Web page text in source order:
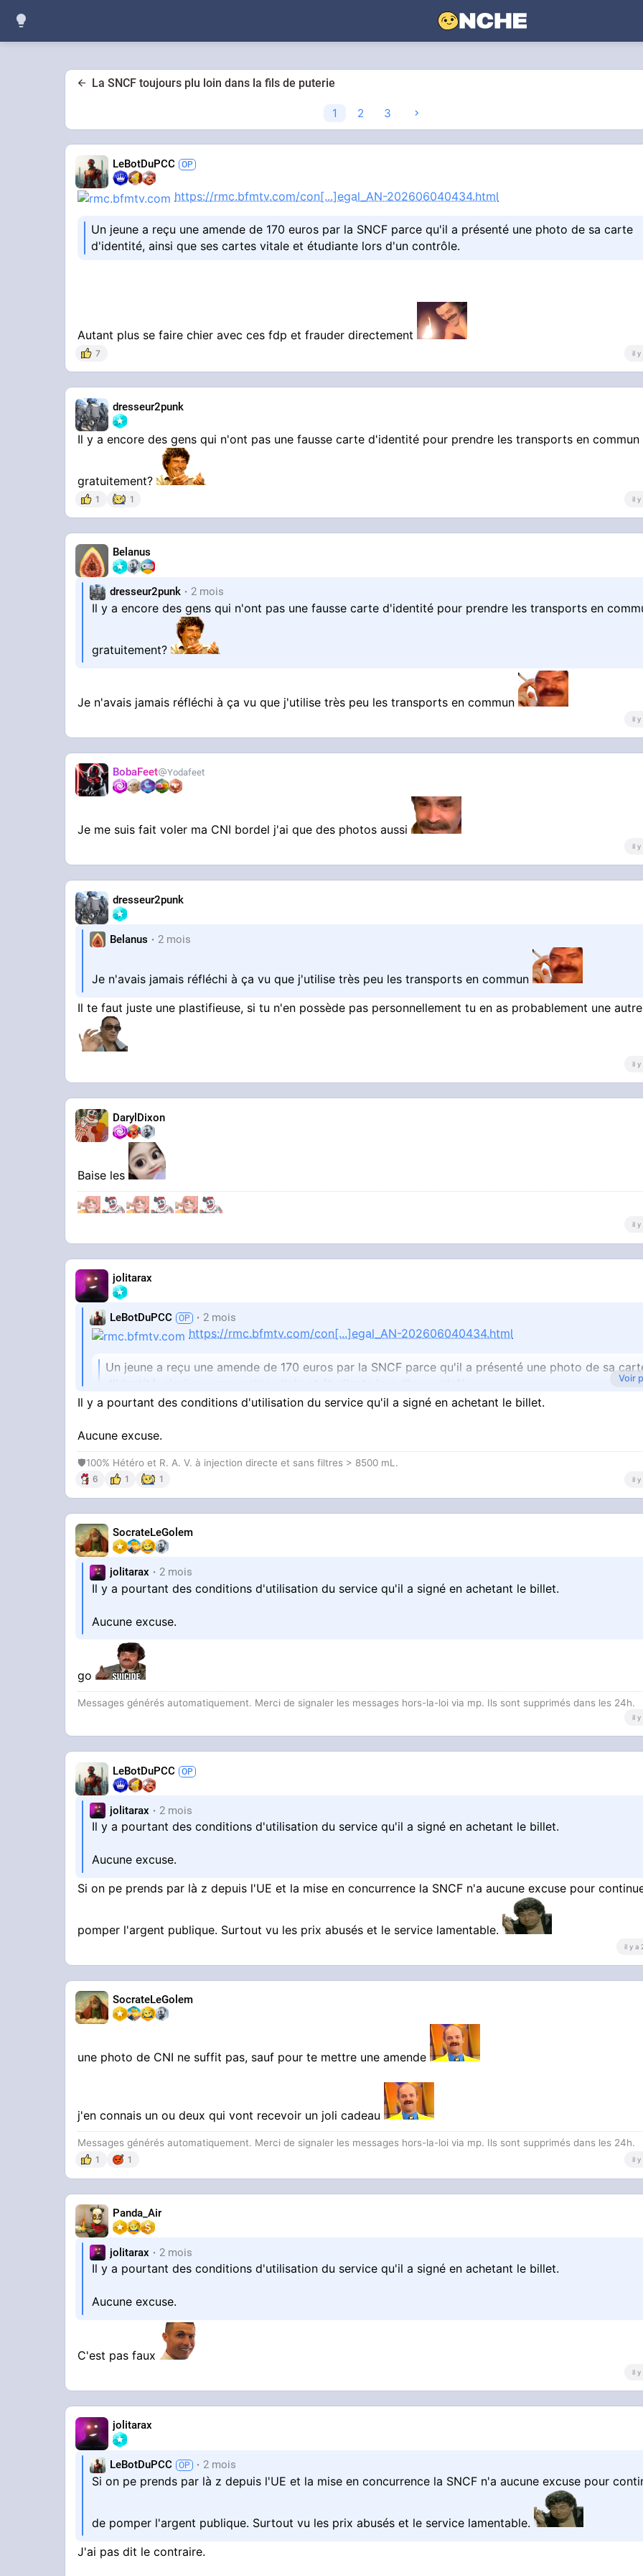
La SNCF toujours plu loin dans la fils de puterie
1 2 3
LeBotDuPCC
https://rmc.bfmtv.com/con[...]egal_AN-202606040434.html
Un jeune a reçu une amende de 170 euros par la SNCF parce qu'il a présenté une photo de sa carte
d'identité, ainsi que ses cartes vitale et étudiante lors d'un contrôle.
Autant plus se faire chier avec ces fdp et frauder directement
7 il y
dresseur2punk
Il y a encore des gens qui n'ont pas une fausse carte d'identité pour prendre les transports en commun
gratuitement?
1 1 il y
Belanus
dresseur2punk 2 mois
Il y a encore des gens qui n'ont pas une fausse carte d'identité pour prendre les transports en
gratuitement?
Je n'avais jamais réfléchi à ça vu que j'utilise très peu les transports en commun
il y
BobaFeet Yodafeet
Je me suis fait voler ma CNI bordel j'ai que des photos aussi
il y
dresseur2punk
Belanus 2 mois
Je n'avais jamais réfléchi à ça vu que j'utilise très peu les transports en commun
Il te faut juste une plastifieuse, si tu n'en possède pas personnellement tu en as probablement une
il y
DarylDixon
Baise les
il y
jolitarax
LeBotDuPCC 2 mois
https://rmc.bfmtv.com/con[...]egal_AN-202606040434.html
Un jeune a reçu une amende de 170 euros par la SNCF parce qu'il a présenté une photo de sa
d'identité, ainsi que ses cartes vitale et étudiante lors d'un contrôle.
Autant plus se faire chier avec ces fdp et frauder directement
Voir
Il y a pourtant des conditions d'utilisation du service qu'il a signé en achetant le billet.
Aucune excuse.
🛡100% Hétéro et R. A. V. à injection directe et sans filtres > 8500 mL.
6 1 1 il y
SocrateLeGolem
jolitarax 2 mois
Il y a pourtant des conditions d'utilisation du service qu'il a signé en achetant le billet.
Aucune excuse.
go
Messages générés automatiquement. Merci de signaler les messages hors-la-loi via mp. Ils sont supprimés dans les 24h.
il y
LeBotDuPCC
jolitarax 2 mois
Il y a pourtant des conditions d'utilisation du service qu'il a signé en achetant le billet.
Aucune excuse.
Si on pe prends par là z depuis l'UE et la mise en concurrence la SNCF n'a aucune excuse pour
pomper l'argent publique. Surtout vu les prix abusés et le service lamentable.
il y a
SocrateLeGolem
une photo de CNI ne suffit pas, sauf pour te mettre une amende
j'en connais un ou deux qui vont recevoir un joli cadeau
Messages générés automatiquement. Merci de signaler les messages hors-la-loi via mp. Ils sont supprimés dans les 24h.
1 1 il y
Panda_Air
jolitarax 2 mois
Il y a pourtant des conditions d'utilisation du service qu'il a signé en achetant le billet.
Aucune excuse.
C'est pas faux
il y
jolitarax
LeBotDuPCC 2 mois
Si on pe prends par là z depuis l'UE et la mise en concurrence la SNCF n'a aucune excuse pour
de pomper l'argent publique. Surtout vu les prix abusés et le service lamentable.
J'ai pas dit le contraire.